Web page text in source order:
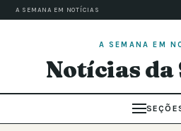
A SEMANA EM NOTÍCIAS
A SEMANA EM
Notícias da